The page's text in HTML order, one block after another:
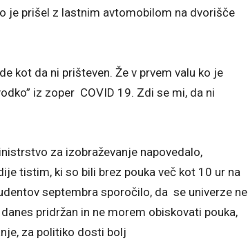
je prišel z lastnim avtomobilom na dvorišče
kot da ni prišteven. Že v prvem valu ko je
iz zoper COVID 19. Zdi se mi, da ni
za izobraževanje napovedalo,
tistim, ki so bili brez pouka več kot 10 ur na
septembra sporočilo, da se univerze ne
pridržan in ne morem obiskovati pouka,
za politiko dosti bolj